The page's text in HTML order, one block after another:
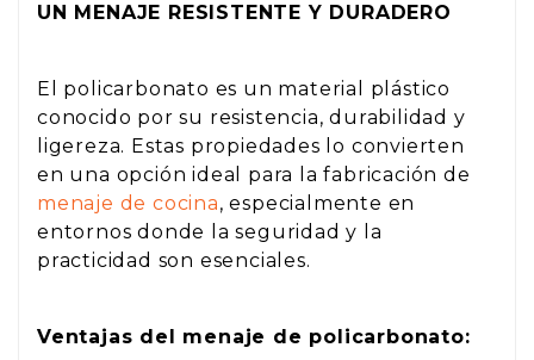
UN MENAJE RESISTENTE Y DURADERO
El policarbonato es un material plástico
conocido por su resistencia, durabilidad y
ligereza. Estas propiedades lo convierten
en una opción ideal para la fabricación de
menaje de cocina, especialmente en
entornos donde la seguridad y la
practicidad son esenciales.
Ventajas del menaje de policarbonato: